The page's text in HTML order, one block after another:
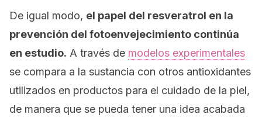
De igual modo, el papel del resveratrol en la
prevención del fotoenvejecimiento continúa
en estudio. A través de modelos experimentales
se compara a la sustancia con otros antioxidantes
utilizados en productos para el cuidado de la piel,
de manera que se pueda tener una idea acabada